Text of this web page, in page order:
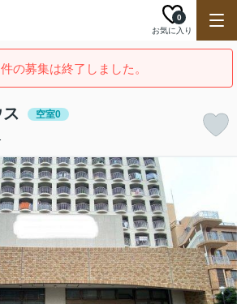
お気に入り
0
の募集は終了しました。
空室0